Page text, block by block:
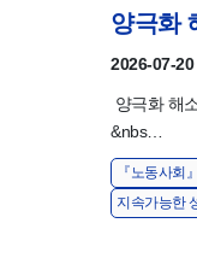
양극화
2026-07-
양극화 해
&nbs…
『노동사회
지속가능한